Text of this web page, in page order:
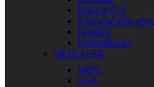
Enduro/ATV
Náhradné sklá-plexi
Doplnky
Komunikátory
OKULIARE
100%
Scott